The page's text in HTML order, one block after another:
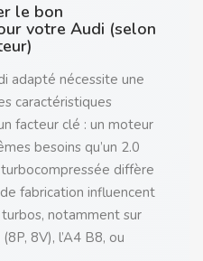
le bon
votre Audi (selon
adapté nécessite une
caractéristiques
facteur clé : un moteur
besoins qu’un 2.0
diffère
fabrication influencent
notamment sur
8V), l’A4 B8, ou